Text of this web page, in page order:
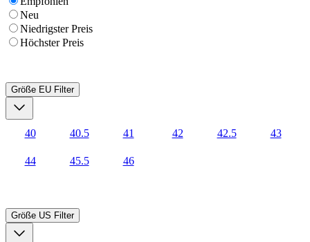
Neu
Niedrigster Preis
Höchster Preis
Größe EU Filter
40 40.5 41 42 42.5 43
44 45.5 46
Größe US Filter